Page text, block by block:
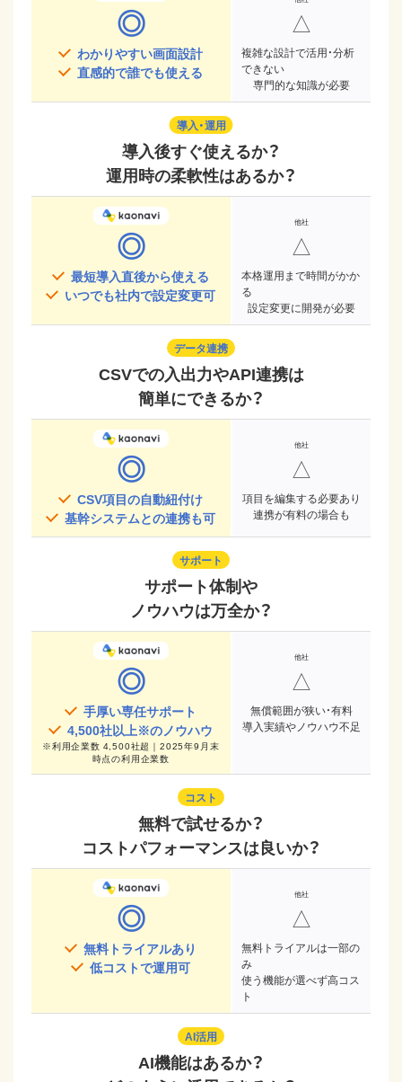
◎
わかりやすい画面設計
直感的で誰でも使える
△
複雑な設計で活用・分析
できない
専門的な知識が必要
導入・運用
導入後すぐ使えるか？
運用時の柔軟性はあるか？
◎
最短導入直後から使える
いつでも社内で設定変更可
△
本格運用まで時間がかか
る
設定変更に開発が必要
データ連携
CSVでの入出力やAPI連携は
簡単にできるか？
◎
CSV項目の自動紐付け
基幹システムとの連携も可
△
項目を編集する必要あり
連携が有料の場合も
サポート
サポート体制や
ノウハウは万全か？
◎
手厚い専任サポート
4,500社以上※のノウハウ
※利用企業数 4,500社超｜2025年9月末
時点の利用企業数
△
無償範囲が狭い・有料
導入実績やノウハウ不足
コスト
無料で試せるか？
コストパフォーマンスは良いか？
◎
無料トライアルあり
低コストで運用可
△
無料トライアルは一部の
み
使う機能が選べず高コス
ト
AI活用
AI機能はあるか？